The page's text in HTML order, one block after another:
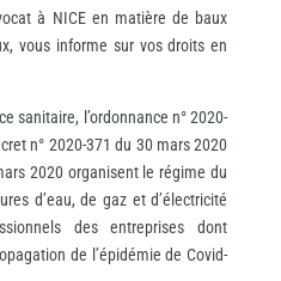
à NICE en matière de baux
vous informe sur vos droits en
sanitaire, l’ordonnance n° 2020-
n° 2020-371 du 30 mars 2020
2020 organisent le régime du
d’eau, de gaz et d’électricité
des entreprises dont
de l’épidémie de Covid-